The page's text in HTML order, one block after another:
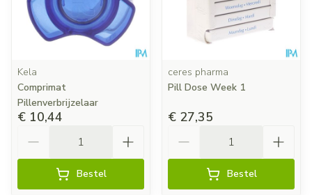
Kela
Comprimat
Pillenverbrijzelaar
€ 10,44
Bestel
ceres pharma
Pill Dose Week 1
€ 27,35
Bestel